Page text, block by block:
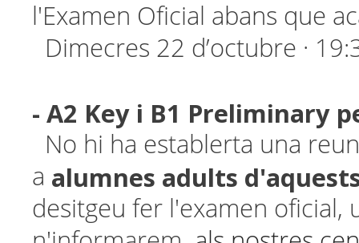
l'Examen Oficial abans que
Dimecres 22 d’octubre ·
- A2 Key i B1 Preliminary
No hi ha establerta una
a alumnes adults
desitgeu fer l'examen oficial,